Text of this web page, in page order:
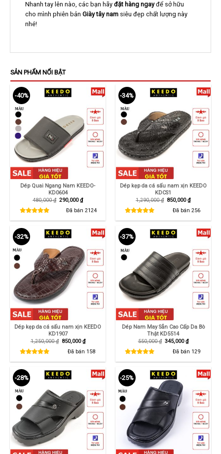
Nhanh tay lên nào, các bạn hãy đặt hàng ngayđể sở hữu
cho mình phiên bản Giày tây nam siêu đẹp chất lượng này
nhé!
SẢN PHẨM NỔI BẬT
-40%
Dép Quai Ngang Nam KEEDO-
KD0604
480,000₫ Giá
480,000 ₫.
290,000₫Giá
hiện
tại
là:
Đã bán2124
-34%
Dép kẹp da cá sấu nam xịn KEEDO
KDCS1
1,290,000₫ Giá
1,290,000 ₫.
850,000₫Giá
hiện
tại
là:
Đã bán256
-32%
Dép kẹp da cá sấu nam xịn KEEDO
KD1907
1,250,000₫ Giá
1,250,000 ₫.
850,000₫Giá
hiện
tại
là:
Đã bán 158
-37%
Dép Nam May Sẵn Cao Cấp Da Bò
Thật KD5514
550,000₫ Giá
550,000 ₫.
345,000₫Giá
hiện
tại
là:
Đã bán 129
-28% -25%